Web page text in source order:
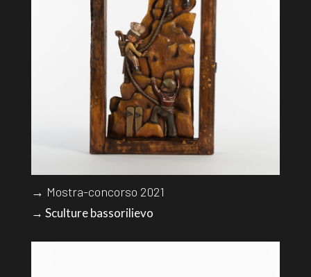
→ Mostra-concorso 2021
→ Sculture bassorilievo